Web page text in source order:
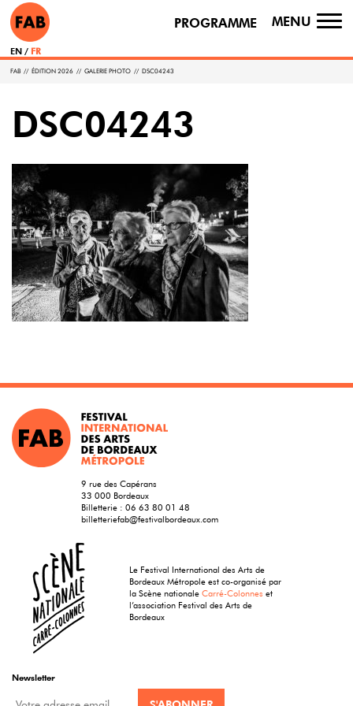
PROGRAMME MENU
EN FR
FAB // ÉDITION 2026 // GALERIE PHOTO // DSC04243
DSC04243
9 rue des Capérans
33 000 Bordeaux
Billetterie : 06 63 80 01 48
billetteriefab@festivalbordeaux.com
Le Festival International des Arts de
Bordeaux Métropole est co-organisé par
la Scène nationaleCarré-Colonnes et
l’association Festival des Arts de
Bordeaux
Newsletter